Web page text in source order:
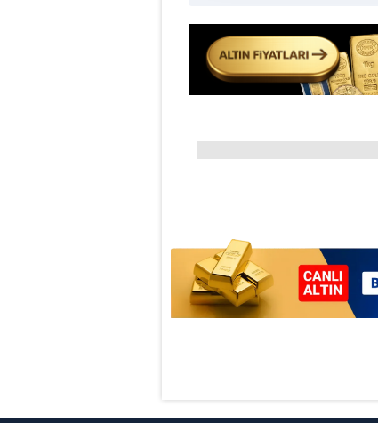
Çerezlere ilişkin
butonuna tıklayabilir,